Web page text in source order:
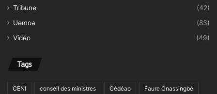
Tribune
(42)
Uemoa
(83)
Vidéo
(49)
Tags
CENI conseil des ministres Cédéao Faure Gnassingbé